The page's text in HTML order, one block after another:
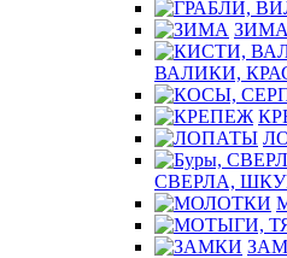
ЗИМА
ВАЛИКИ,
СВЕРЛА,